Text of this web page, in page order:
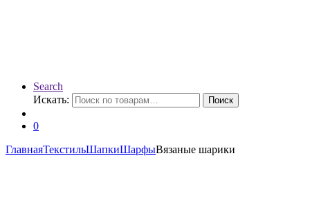
Search
Искать:
Поиск
0
ГлавнаяТекстильШапкиШарфыВязаные шарики